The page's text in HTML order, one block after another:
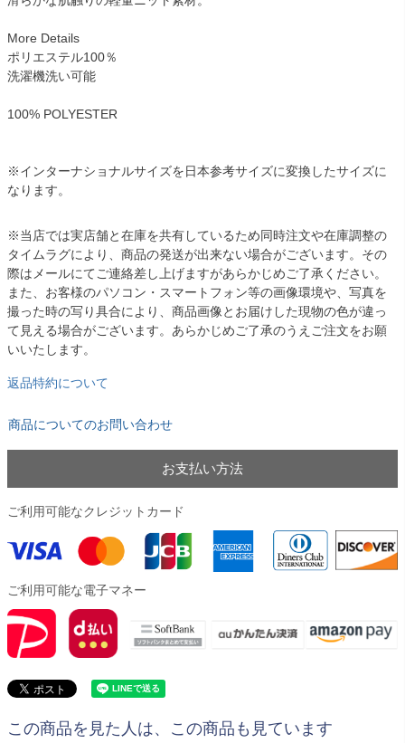
More Details
ポリエステル100％
洗濯機洗い可能
100% POLYESTER
※インターナショナルサイズを日本参考サイズに変換したサイズに
なります。
※当店では実店舗と在庫を共有しているため同時注文や在庫調整の
タイムラグにより、商品の発送が出来ない場合がございます。その
際はメールにてご連絡差し上げますがあらかじめご了承ください。
また、お客様のパソコン・スマートフォン等の画像環境や、写真を
撮った時の写り具合により、商品画像とお届けした現物の色が違っ
て見える場合がございます。あらかじめご了承のうえご注文をお願
いいたします。
返品特約について
商品についてのお問い合わせ
お支払い方法
ご利用可能なクレジットカード
ご利用可能な電子マネー
この商品を見た人は、この商品も見ています